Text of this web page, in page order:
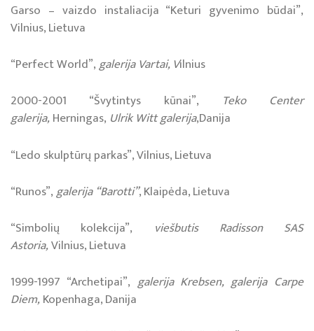
Garso – vaizdo instaliacija “Keturi gyvenimo būdai”,
Vilnius, Lietuva
“Perfect World”,galerija Vartai, Vilnius
2000-2001 “Švytintys kūnai”, Teko Center
galerija,Herningas, Ulrik Witt galerija,Danija
“Ledo skulptūrų parkas”, Vilnius, Lietuva
“Runos”,galerija “Barotti”, Klaipėda, Lietuva
“Simbolių kolekcija”, viešbutis Radisson SAS
Astoria,Vilnius, Lietuva
1999-1997 “Ar­che­ti­pai”, ga­le­ri­ja Kreb­sen, galerija Carpe
Diem,Ko­pen­ha­ga, Da­ni­ja